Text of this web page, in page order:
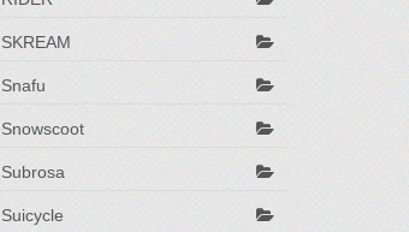
SKREAM
Snafu
Snowscoot
Subrosa
Suicycle